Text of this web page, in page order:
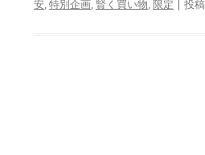
安,特別企画, 賢く買い物,限定 | 投